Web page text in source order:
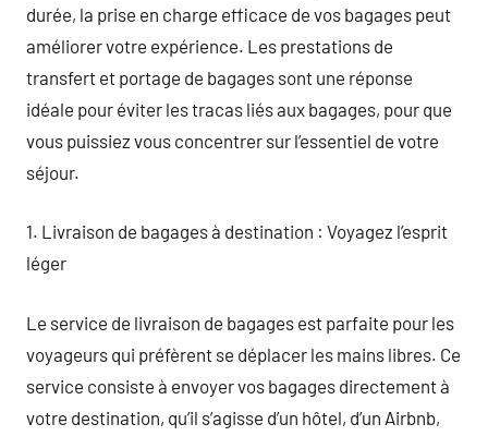
durée, la prise en charge efficace de vos bagages peut
améliorer votre expérience. Les prestations de
transfert et portage de bagages sont une réponse
idéale pour éviter les tracas liés aux bagages, pour que
vous puissiez vous concentrer sur l’essentiel de votre
séjour.
1. Livraison de bagages à destination : Voyagez l’esprit
léger
Le service de livraison de bagages est parfaite pour les
voyageurs qui préfèrent se déplacer les mains libres. Ce
service consiste à envoyer vos bagages directement à
votre destination, qu’il s’agisse d’un hôtel, d’un Airbnb,